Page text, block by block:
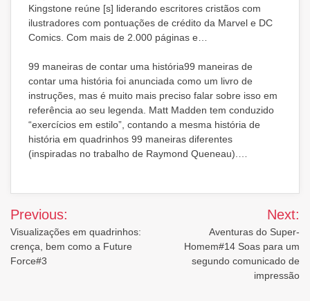
Kingstone reúne [s] liderando escritores cristãos com
ilustradores com pontuações de crédito da Marvel e DC
Comics. Com mais de 2.000 páginas e…
99 maneiras de contar uma história99 maneiras de
contar uma história foi anunciada como um livro de
instruções, mas é muito mais preciso falar sobre isso em
referência ao seu legenda. Matt Madden tem conduzido
“exercícios em estilo”, contando a mesma história de
história em quadrinhos 99 maneiras diferentes
(inspiradas no trabalho de Raymond Queneau).…
Post
navigation
Previous:
Visualizações em quadrinhos:
crença, bem como a Future
Force#3
Next:
Aventuras do Super-
Homem#14 Soas para um
segundo comunicado de
impressão